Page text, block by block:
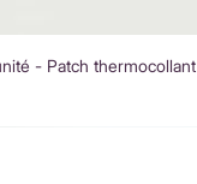
- Patch thermocollant